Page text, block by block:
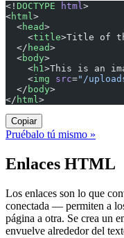
<! DOCTYPE html>
<html>
  <
head>
    <
title>Title of
  </
head>
  <
body>
    <
h1>This is an
    <
img src="/
  </
body>
</ html>
Copiar
Pruébalo tú mismo »
Enlaces HTML
Los enlaces son lo que
conectada — permiten a
página a otra. Se crea un
envuelve alrededor del